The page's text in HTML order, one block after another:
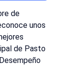
de
unos
de Pasto